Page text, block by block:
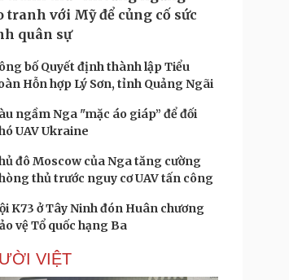
Podcast
Câu chuyện thời sự
Cửa sổ tình yêu
Kể chuyện cho bé
Hạt giống tâm hồn
tranh với Mỹ để củng cố sức
quân sự
bố Quyết định thành lập Tiểu
Hỗn hợp Lý Sơn, tỉnh Quảng Ngãi
ngầm Nga "mặc áo giáp” để đối
UAV Ukraine
đô Moscow của Nga tăng cường
thủ trước nguy cơ UAV tấn công
K73 ở Tây Ninh đón Huân chương
vệ Tổ quốc hạng Ba
VIỆT